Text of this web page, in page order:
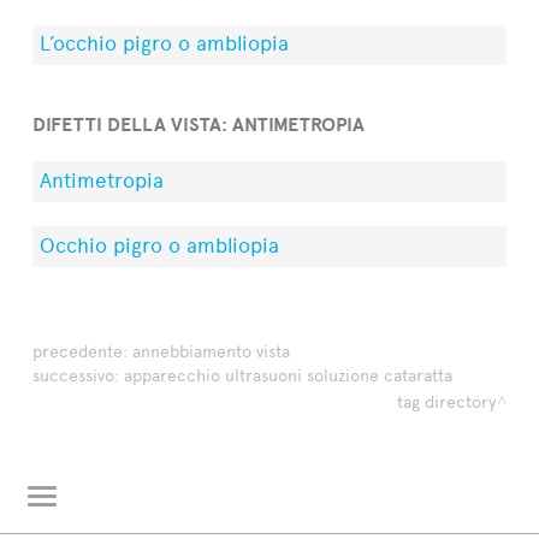
L’occhio pigro o ambliopia
DIFETTI DELLA VISTA: ANTIMETROPIA
Antimetropia
Occhio pigro o ambliopia
precedente: annebbiamento vista
successivo: apparecchio ultrasuoni soluzione cataratta
tag directory